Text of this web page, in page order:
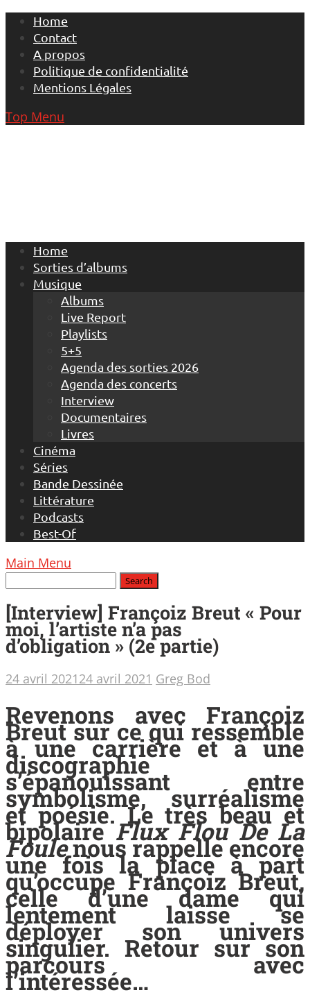
Skip
content
Home
Contact
A propos
Politique de confidentialité
Mentions Légales
Top Menu
Home
Sorties d’albums
Musique
Albums
Live Report
Playlists
5+5
Agenda des sorties 2026
Agenda des concerts
Interview
Documentaires
Livres
Cinéma
Séries
Bande Dessinée
Littérature
Podcasts
Best-Of
Main Menu
[Interview] Françoiz Breut « Pour
moi, l’artiste n’a pas
d’obligation » (2e partie)
24 avril 202124 avril 2021 Greg Bod
Revenons avec Françoiz
Breut sur ce qui ressemble
à une carrière et à une
discographie
s’épanouissant entre
symbolisme, surréalisme
et poésie. Le très beau et
bipolaireFlux Flou De La
Foulenous rappelle encore
une fois la place à part
qu’occupe Françoiz Breut,
celle d’une dame qui
lentement laisse se
déployer son univers
singulier. Retour sur son
parcours avec
l’intéressée…